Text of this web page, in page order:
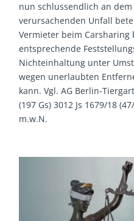
nun schlussendlich an dem
verursachenden Unfall
Vermieter beim Carsharing
entsprechende
Nichteinhaltung unter
wegen unerlaubten
kann. Vgl. AG Berlin-
(197 Gs) 3012 Js 1679/18
m.w.N.